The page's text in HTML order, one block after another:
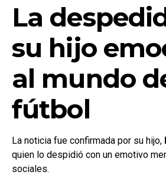
La
su hijo
al mundo
fútbol
La noticia fue confirmada por su hijo,
quien lo despidió con un emotivo
sociales.